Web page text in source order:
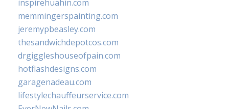
inspirehuahin.com
memmingerspainting.com
jeremypbeasley.com
thesandwichdepotcos.com
drgiggleshouseofpain.com
hotflashdesigns.com
garagenadeau.com
lifestylechauffeurservice.com